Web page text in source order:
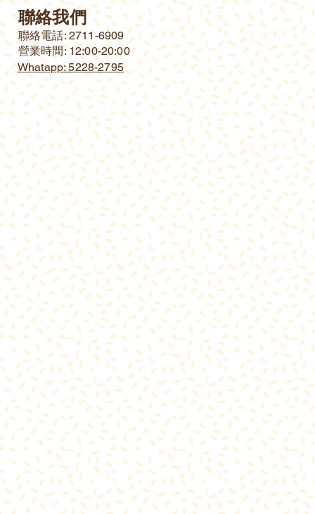
聯絡我們
​聯絡電話: 2711-6909
營業時間: 12:00-20:00
Whatapp: 5228-2795